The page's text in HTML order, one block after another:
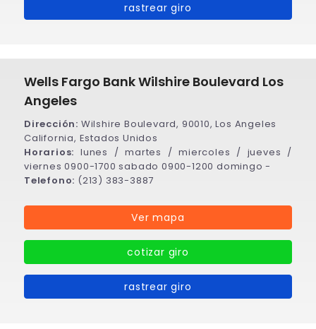
rastrear giro
Wells Fargo Bank Wilshire Boulevard Los
Angeles
Dirección: Wilshire Boulevard, 90010, Los Angeles
California, Estados Unidos
Horarios: lunes / martes / miercoles / jueves /
viernes 0900-1700 sabado 0900-1200 domingo -
Telefono: (213) 383-3887
Ver mapa
cotizar giro
rastrear giro